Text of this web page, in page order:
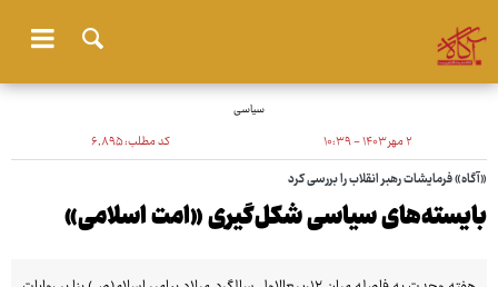
سیاسی
۲ مهر ۱۴۰۳ - ۱۰:۳۹ کد مطلب:۶٬۸۹۵
«آگاه» فرمایشات رهبر انقلاب را بررسی کرد
بایسته‌های سیاسی شکل‌گیری «امت اسلامی»